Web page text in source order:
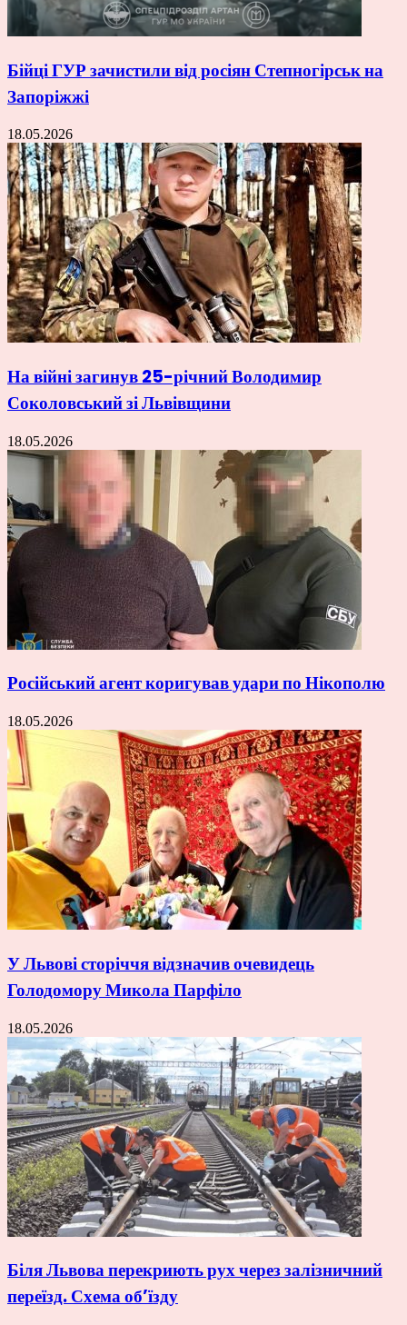
Бійці ГУР зачистили від росіян Степногірськ на
Запоріжжі
18.05.2026
На війні загинув 25-річний Володимир
Соколовський зі Львівщини
18.05.2026
Російський агент коригував удари по Нікополю
18.05.2026
У Львові сторіччя відзначив очевидець
Голодомору Микола Парфіло
18.05.2026
Біля Львова перекриють рух через залізничний
переїзд. Схема об’їзду